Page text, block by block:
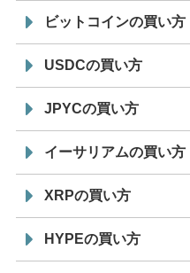
ビットコインの買い方
USDCの買い方
JPYCの買い方
イーサリアムの買い方
XRPの買い方
HYPEの買い方